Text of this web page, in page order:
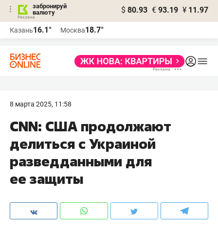
забронируй
валюту
$ 80.93 € 93.19 ¥ 11.97
Казань16.1° Москва18.7°
8 марта 2025, 11:58
CNN: США продолжают
делиться с Украиной
разведданными для
ее защиты